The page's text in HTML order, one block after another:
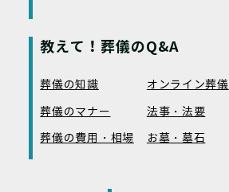
教えて！葬儀のQ&A
葬儀の知識 オンライン葬儀
葬儀のマナー
法事・法要
葬儀の費用・相場
お墓・墓石